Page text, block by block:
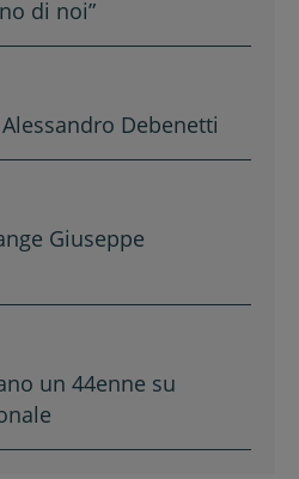
di noi”
Debenetti
Giuseppe
un 44enne su